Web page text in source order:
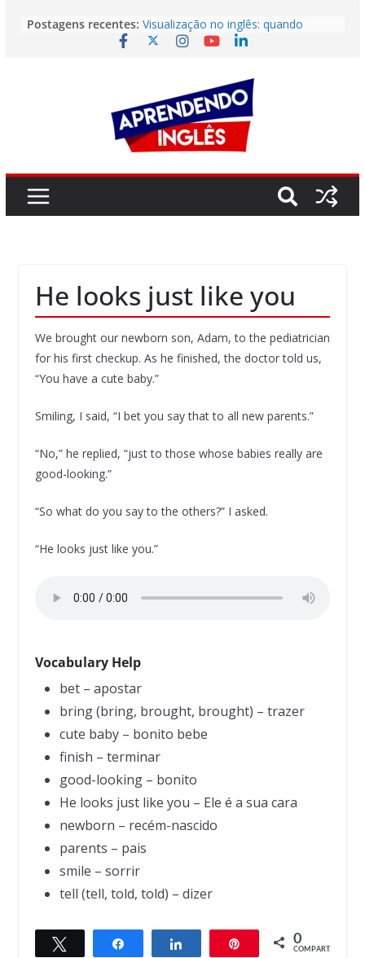
para
Postagens recentes: Visualização no inglês: quando
imaginar vale quase tanto quanto
Como Aprender Inglês Como Uma
Criança
O erro invisível que está travando
sua fluência (e não é a gramática)
O maior bloqueio emocional que
He looks just like you
We brought our newborn son, Adam, to the pediatrician
for his first checkup. As he finished, the doctor told us,
“You have a cute baby.”
Smiling, I said, “I bet you say that to all new parents.”
“No,” he replied, “just to those whose babies really are
good-looking.”
“So what do you say to the others?” I asked.
“He looks just like you.”
Vocabulary Help
bet – apostar
bring (bring, brought, brought) – trazer
cute baby – bonito bebe
finish – terminar
good-looking – bonito
He looks just like you – Ele é a sua cara
newborn – recém-nascido
parents – pais
smile – sorrir
tell (tell, told, told) – dizer
Compartilhar Compartilhar 0
COMPART.
← Previous
Next →